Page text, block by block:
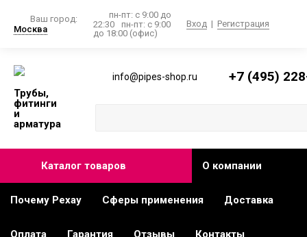
Ваш город:
Москва
пн-пт: с 9:00 до
22:30
пн-пт: с 9:00
до 18:00 (офис)
Вход | Регистрация
Трубы,
фитинги
и
арматура
info@pipes-shop.ru +7 (495)
Каталог товаров О компании
Почему Рехау Сферы применения Доставка
Оплата Гарантия Отзывы Контакты